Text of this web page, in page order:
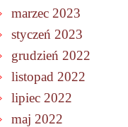
marzec 2023
styczeń 2023
grudzień 2022
listopad 2022
lipiec 2022
maj 2022